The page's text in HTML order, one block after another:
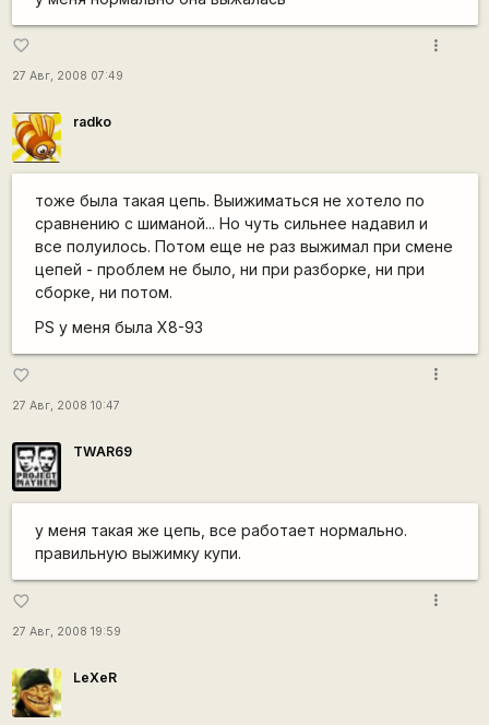
favorite_border
27 Авг, 2008 07:49
more_vert
radko
тоже была такая цепь. Выижиматься не хотело по
сравнению с шиманой... Но чуть сильнее надавил и
все полуилось. Потом еще не раз выжимал при смене
цепей - проблем не было, ни при разборке, ни при
сборке, ни потом.
PS у меня была X8-93
favorite_border
27 Авг, 2008 10:47
more_vert
TWAR69
у меня такая же цепь, все работает нормально.
правильную выжимку купи.
favorite_border
27 Авг, 2008 19:59
more_vert
LeXeR